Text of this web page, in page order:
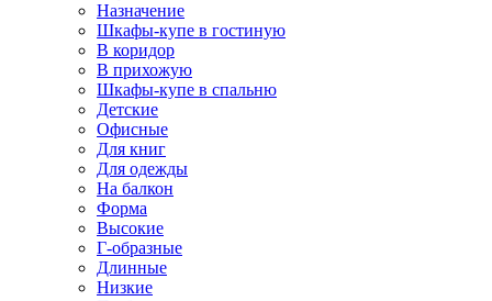
Назначение
Шкафы-купе в гостиную
В коридор
В прихожую
Шкафы-купе в спальню
Детские
Офисные
Для книг
Для одежды
На балкон
Форма
Высокие
Г-образные
Длинные
Низкие